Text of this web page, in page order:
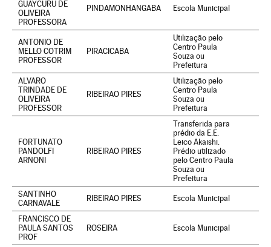
GUAYCURU DE
OLIVEIRA
PROFESSORA
PINDAMONHANGABA Escola Municipal
ANTONIO DE
MELLO COTRIM
PROFESSOR
PIRACICABA
Utilização pelo
Centro Paula
Souza ou
Prefeitura
ALVARO
TRINDADE DE
OLIVEIRA
PROFESSOR
RIBEIRAO PIRES
Utilização pelo
Centro Paula
Souza ou
Prefeitura
FORTUNATO
PANDOLFI
ARNONI
RIBEIRAO PIRES
Transferida para
prédio da E.E.
Leico Akaishi.
Prédio utilizado
pelo Centro Paula
Souza ou
Prefeitura
SANTINHO
CARNAVALE
RIBEIRAO PIRES Escola Municipal
FRANCISCO DE
PAULA SANTOS
PROF
ROSEIRA Escola Municipal